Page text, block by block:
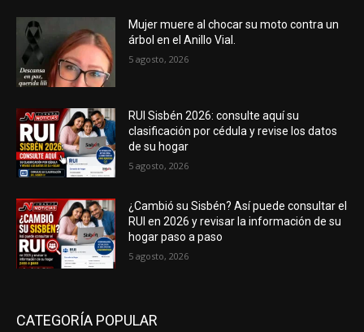
Mujer muere al chocar su moto contra un
árbol en el Anillo Vial.
5 agosto, 2026
RUI Sisbén 2026: consulte aquí su
clasificación por cédula y revise los datos
de su hogar
5 agosto, 2026
¿Cambió su Sisbén? Así puede consultar el
RUI en 2026 y revisar la información de su
hogar paso a paso
5 agosto, 2026
CATEGORÍA POPULAR